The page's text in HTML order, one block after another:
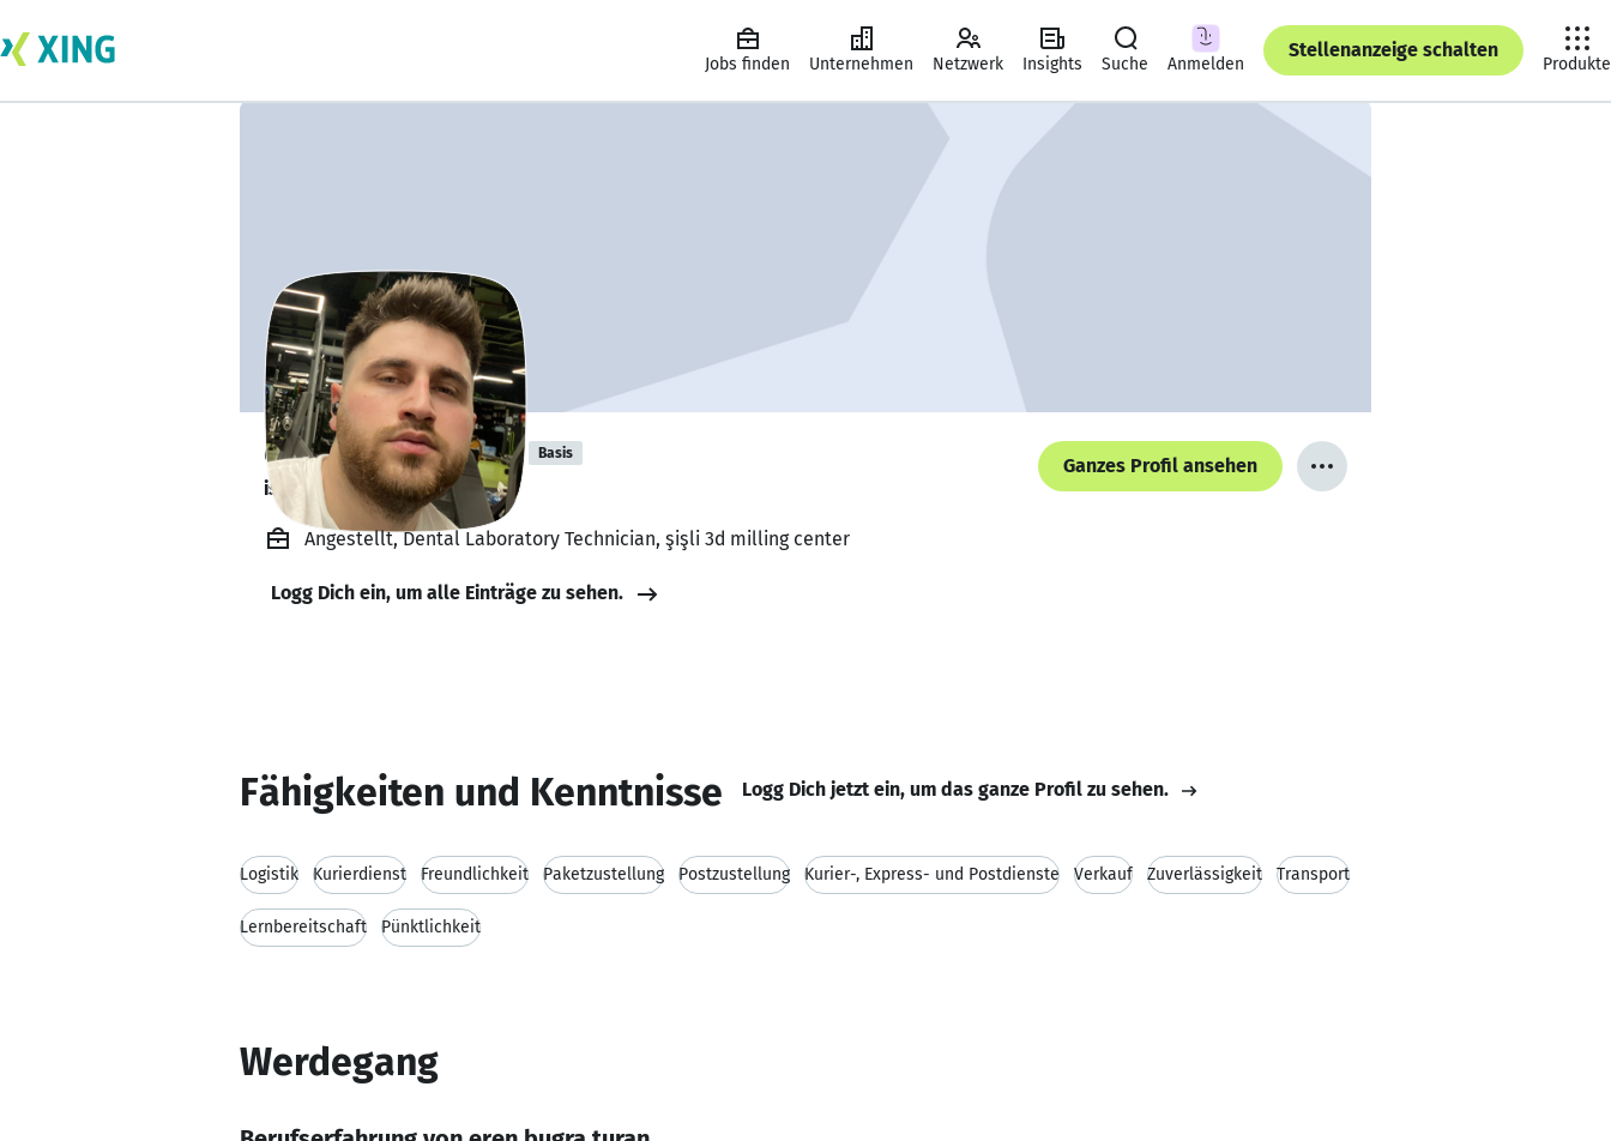
Jobs finden Unternehmen Netzwerk Insights Suche Anmelden
Stellenanzeige schalten
Produkte
eren bugra turan Basis
ist offen für Projekte. 🔎
Ganzes Profil ansehen
Angestellt, Dental Laboratory Technician, şişli 3d milling center
Logg Dich ein, um alle Einträge zu sehen.
Fähigkeiten und Kenntnisse Logg Dich jetzt ein, um das ganze Profil zu sehen.
Logistik Kurierdienst Freundlichkeit Paketzustellung Postzustellung Kurier-, Express- und Postdienste Verkauf Zuverlässigkeit Transport
Lernbereitschaft Pünktlichkeit
Werdegang